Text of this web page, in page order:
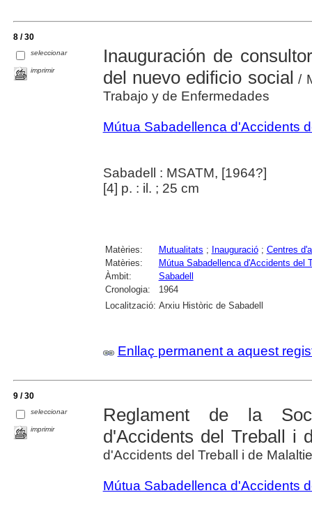
8 / 30
seleccionar
imprimir
Inauguración de
del nuevo edificio social /
Trabajo y de Enfermedades
Mútua Sabadellenca d'Accidents
Sabadell : MSATM, [1964?]
[4] p. : il. ; 25 cm
Matèries: Mutualitats ; Inauguració; Centres
Matèries:
Mútua Sabadellenca d'Accidents del
Àmbit:
Sabadell
Cronologia:
1964
Localització: Arxiu Històric de Sabadell
Enllaç permanent a aquest
9 / 30
seleccionar
imprimir
Reglament de la
d'Accidents del Treball i
d'Accidents del Treball i de
Mútua Sabadellenca d'Accidents